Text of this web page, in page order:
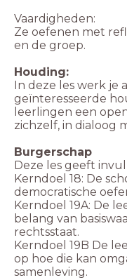
Vaardigheden:
Ze oefenen met
en de groep.
Houding:
In deze les werk je
geïnteresseerde
leerlingen een
zichzelf, in dialoog
Burgerschap
Deze les geeft
Kerndoel 18: De
democratische
Kerndoel 19A: De
belang van
rechtsstaat.
Kerndoel 19B De
op hoe die kan
samenleving.